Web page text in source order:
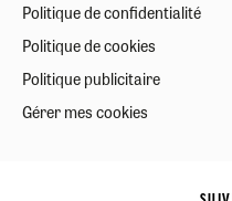
Politique de confidentialité
Politique de cookies
Politique publicitaire
Gérer mes cookies